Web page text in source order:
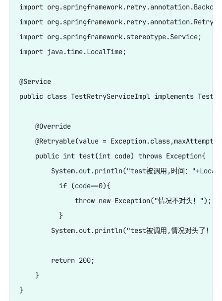
import
import
import org.springframework.stereotype.Service;
import java.time.LocalTime;
@Service
public class TestRetryServiceImpl implements
    @Override
@Retryable(value =
    public int test(int code) throws Exception{
System.out.println("test被调用,时间：
          if (code==0){
              throw new Exception("情况不对头！");
          }
System.out.println("test被调用,情况对头了！
        return 200;
    }